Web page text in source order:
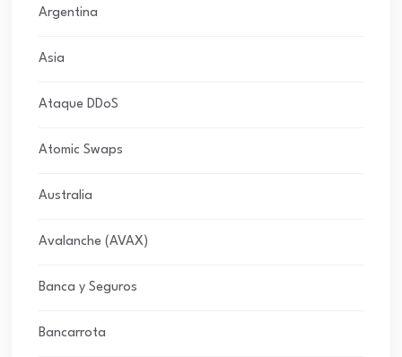
Argentina
Asia
Ataque DDoS
Atomic Swaps
Australia
Avalanche (AVAX)
Banca y Seguros
Bancarrota